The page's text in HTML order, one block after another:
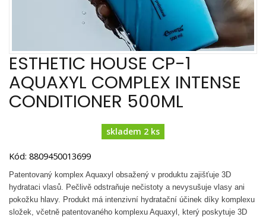
ESTHETIC HOUSE CP-1
AQUAXYL COMPLEX INTENSE
CONDITIONER 500ML
skladem 2 ks
Kód: 8809450013699
Patentovaný komplex Aquaxyl obsažený v produktu zajišťuje 3D
hydrataci vlasů. Pečlivě odstraňuje nečistoty a nevysušuje vlasy ani
pokožku hlavy. Produkt má intenzivní hydratační účinek díky komplexu
složek, včetně patentovaného komplexu Aquaxyl, který poskytuje 3D